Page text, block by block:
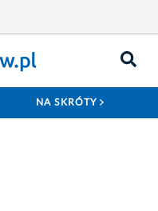
NA SKRÓTY